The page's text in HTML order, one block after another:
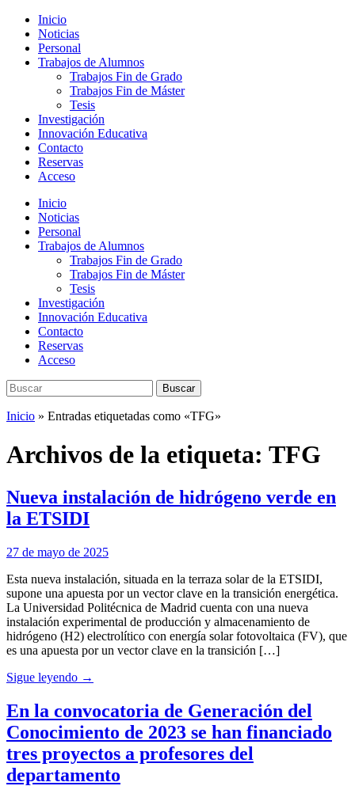
Saltar
contenido
principal
Alternar
menú
móvil
Inicio
Noticias
Personal
Trabajos de Alumnos
Trabajos Fin de Grado
Trabajos Fin de Máster
Tesis
Investigación
Innovación Educativa
Contacto
Reservas
Acceso
Inicio
Noticias
Personal
Trabajos de Alumnos
Trabajos Fin de Grado
Trabajos Fin de Máster
Tesis
Investigación
Innovación Educativa
Contacto
Reservas
Acceso
Buscar:
Buscar
Inicio » Entradas etiquetadas como «TFG»
Archivos de la etiqueta: TFG
Nueva instalación de hidrógeno verde en
la ETSIDI
27 de mayo de 2025
Esta nueva instalación, situada en la terraza solar de la ETSIDI,
supone una apuesta por un vector clave en la transición energética.
La Universidad Politécnica de Madrid cuenta con una nueva
instalación experimental de producción y almacenamiento de
hidrógeno (H2) electrolítico con energía solar fotovoltaica (FV), que
es una apuesta por un vector clave en la transición […]
Sigue leyendo →
En la convocatoria de Generación del
Conocimiento de 2023 se han financiado
tres proyectos a profesores del
departamento